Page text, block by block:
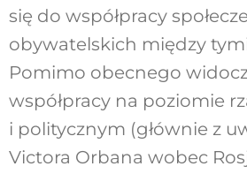
się do współpracy
obywatelskich między
Pomimo obecnego
współpracy na poziomie
i politycznym (głównie z
Victora Orbana wobec